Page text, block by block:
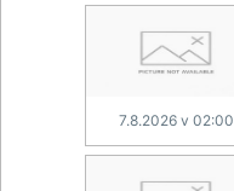
7.8.2026 v 02:00